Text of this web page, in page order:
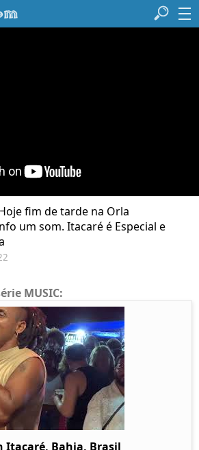
fim de tarde na Orla
um som. Itacaré é Especial e
MUSIC:
Itacaré, Bahia, Brasil